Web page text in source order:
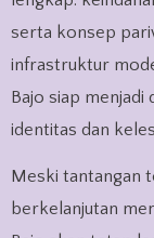
serta konsep
infrastruktur
Bajo siap menjadi
identitas dan
Meski tantangan
berkelanjutan